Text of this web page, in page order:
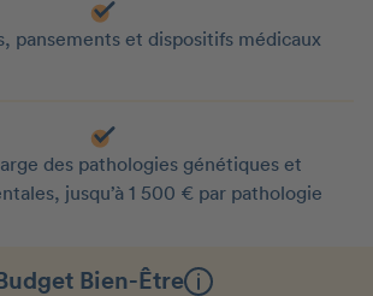
pansements et dispositifs médicaux
des pathologies génétiques et
jusqu’à 1 500 € par pathologie
Budget Bien-Être